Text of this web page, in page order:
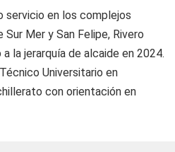
servicio en los complejos
Mer y San Felipe, Rivero
la jerarquía de alcaide en 2024.
Universitario en
con orientación en